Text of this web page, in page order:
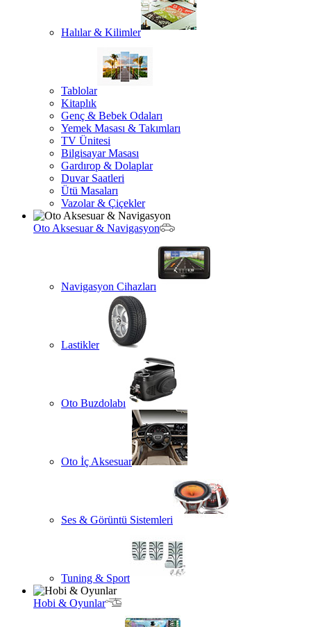
Halılar & Kilimler
Tablolar
Kitaplık
Genç & Bebek Odaları
Yemek Masası & Takımları
TV Ünitesi
Bilgisayar Masası
Gardırop & Dolaplar
Duvar Saatleri
Ütü Masaları
Vazolar & Çiçekler
Oto Aksesuar & Navigasyon
Navigasyon Cihazları
Lastikler
Oto Buzdolabı
Oto İç Aksesuar
Ses & Görüntü Sistemleri
Tuning & Sport
Hobi & Oyunlar